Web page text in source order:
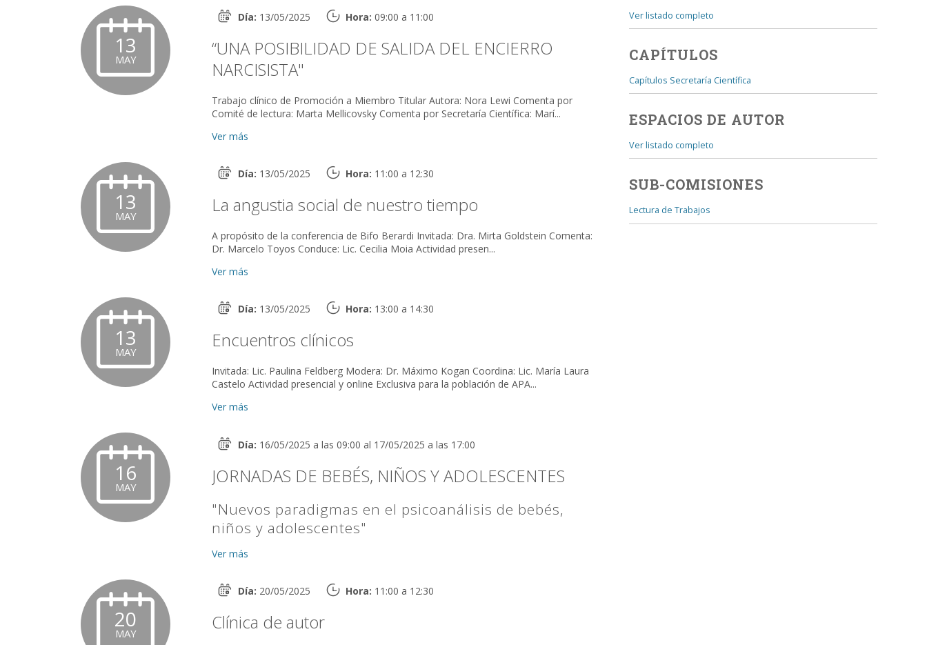
13
MAY
Día: 13/05/2025 Hora: 09:00 a 11:00
“UNA POSIBILIDAD DE SALIDA DEL ENCIERRO
NARCISISTA"
Trabajo clínico de Promoción a Miembro Titular Autora: Nora Lewi Comenta por
Comité de lectura: Marta Mellicovsky Comenta por Secretaría Científica: Marí...
Ver más
13
MAY
Día: 13/05/2025 Hora: 11:00 a 12:30
La angustia social de nuestro tiempo
A propósito de la conferencia de Bifo Berardi Invitada: Dra. Mirta Goldstein Comenta:
Dr. Marcelo Toyos Conduce: Lic. Cecilia Moia Actividad presen...
Ver más
13
MAY
Día: 13/05/2025 Hora: 13:00 a 14:30
Encuentros clínicos
Invitada: Lic. Paulina Feldberg Modera: Dr. Máximo Kogan Coordina: Lic. María Laura
Castelo Actividad presencial y online Exclusiva para la población de APA...
Ver más
16
MAY
Día: 16/05/2025 a las 09:00 al 17/05/2025 a las 17:00
JORNADAS DE BEBÉS, NIÑOS Y ADOLESCENTES
"Nuevos paradigmas en el psicoanálisis de bebés,
niños y adolescentes"
16 y 17 de mayo
Deadline presentación propuestas: 23:59hs del 15 de marzo de 2025 (hora
A partir del 1 de abril $ 70.000 / U$D 75.
Ver más
20
MAY
Día: 20/05/2025 Hora: 11:00 a 12:30
Clínica de autor
Ver listado completo
CAPÍTULOS
Capítulos Secretaría Científica
ESPACIOS DE AUTOR
Ver listado completo
SUB-COMISIONES
Lectura de Trabajos